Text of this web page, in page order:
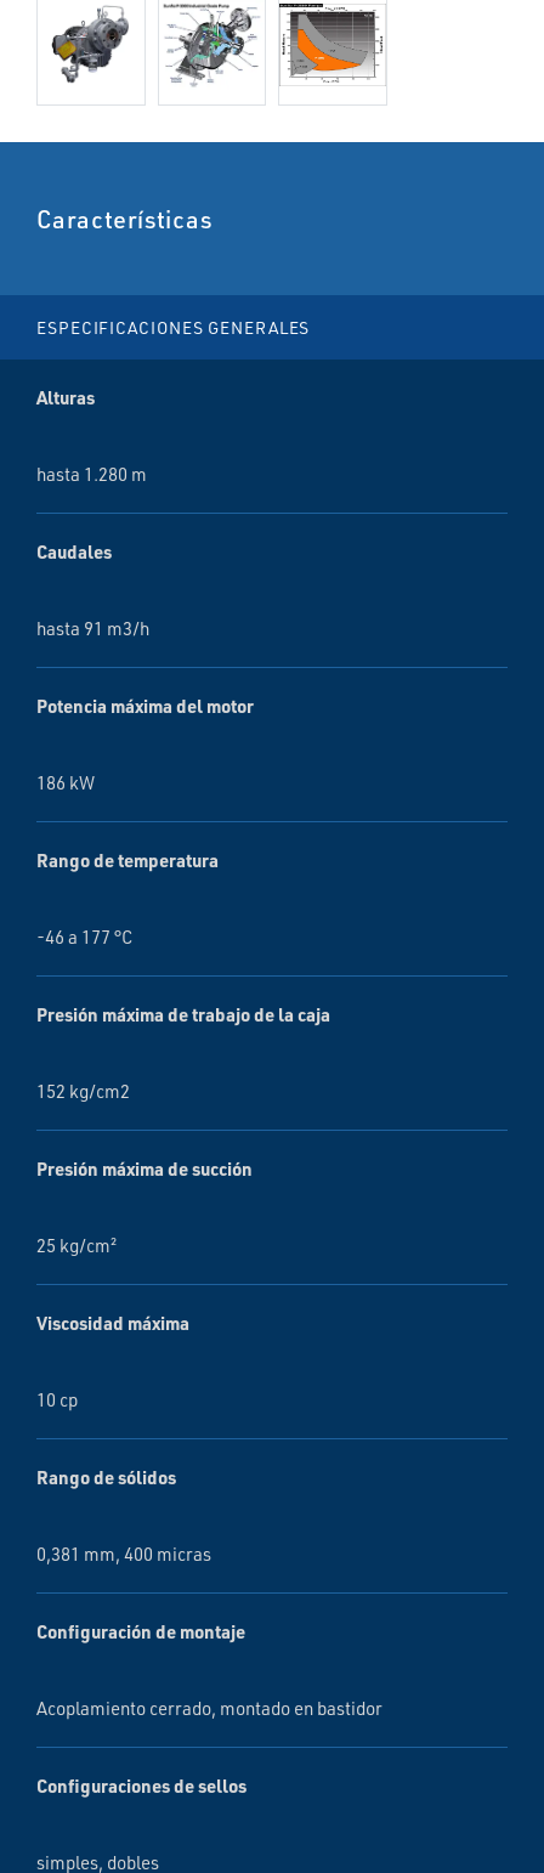
Características
ESPECIFICACIONES GENERALES
Alturas
hasta 1.280 m
Caudales
hasta 91 m3/h
Potencia máxima del motor
186 kW
Rango de temperatura
-46 a 177 °C
Presión máxima de trabajo de la caja
152 kg/cm2
Presión máxima de succión
25 kg/cm²
Viscosidad máxima
10 cp
Rango de sólidos
0,381 mm, 400 micras
Configuración de montaje
Acoplamiento cerrado, montado en bastidor
Configuraciones de sellos
simples, dobles